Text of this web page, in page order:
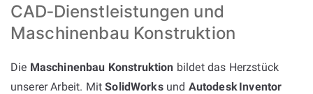
CAD‑Dienstleistungen und
Maschinenbau Konstruktion
Die Maschinenbau Konstruktion bildet das Herzstück
unserer Arbeit. MitSolidWorksund Autodesk Inventor